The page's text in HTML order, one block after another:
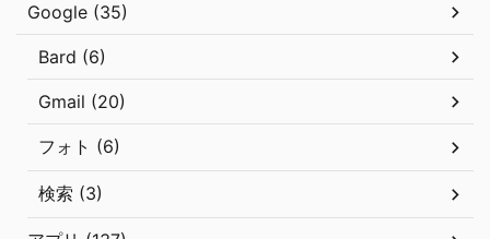
Google (35)
Bard (6)
Gmail (20)
フォト (6)
検索 (3)